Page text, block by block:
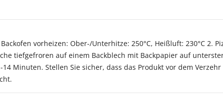
vorheizen: Ober-/Unterhitze: 250°C, Heißluft: 230°C 2.
tiefgefroren auf einem Backblech mit Backpapier auf
Minuten. Stellen Sie sicher, dass das Produkt vor dem